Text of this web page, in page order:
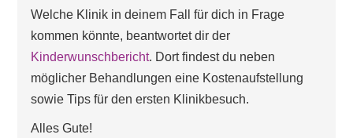
Welche Klinik in deinem Fall für dich in Frage
kommen könnte, beantwortet dir der
Kinderwunschbericht. Dort findest du neben
möglicher Behandlungen eine Kostenaufstellung
sowie Tips für den ersten Klinikbesuch.
Alles Gute!